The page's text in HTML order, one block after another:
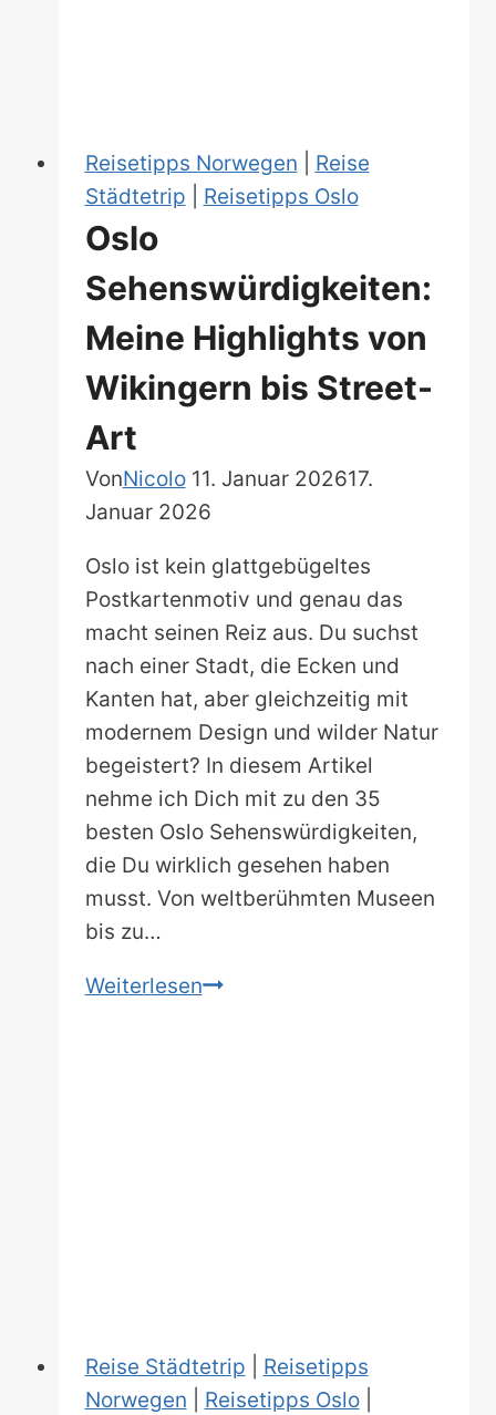
Reisetipps Norwegen
Reise
Städtetrip
Reisetipps Oslo
Oslo
Sehenswürdigkeiten:
Meine Highlights von
Wikingern bis Street-
Art
VonNicolo 11. Januar 202617.
Januar 2026
Oslo ist kein glattgebügeltes
Postkartenmotiv und genau das
macht seinen Reiz aus. Du suchst
nach einer Stadt, die Ecken und
Kanten hat, aber gleichzeitig mit
modernem Design und wilder Natur
begeistert? In diesem Artikel
nehme ich Dich mit zu den 35
besten Oslo Sehenswürdigkeiten,
die Du wirklich gesehen haben
musst. Von weltberühmten Museen
bis zu…
WeiterlesenOslo
Reise Städtetrip
Reisetipps
Norwegen
Reisetipps Oslo|